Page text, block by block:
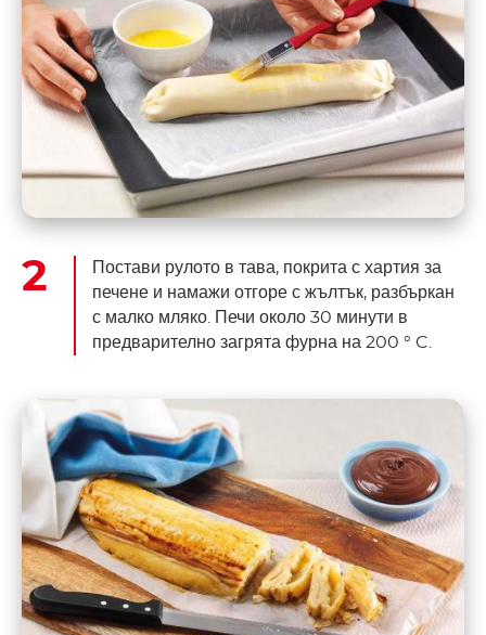
Постави рулото в тава, покрита с хартия за
печене и намажи отгоре с жълтък, разбъркан
с малко мляко. Печи около 30 минути в
предварително загрята фурна на 200 ° C.